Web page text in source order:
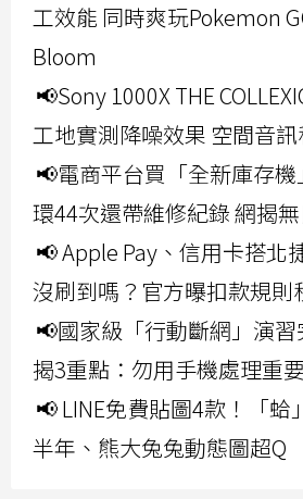
工效能 同時爽玩Pokemon
Bloom
📢Sony 1000X THE
工地實測降噪效果 空間音
📢電商平台買「全新庫存
環44次還帶維修紀錄 網揭
📢 Apple Pay、信用卡搭北
沒刷到嗎？官方曝扣款規則
📢國家級「行動斷網」演習
揭3重點：勿用手機處理重
📢 LINE免費貼圖4款！「蛤
半年、熊大兔兔動態圖超Q